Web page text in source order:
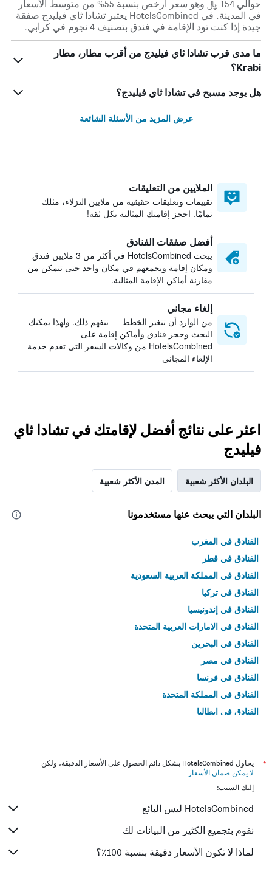
حوالي 154 ﷼ وهو سعر أرخص بنسبة 55% من متوسط الأسعار
في المدينة. في HotelsCombined يعتبر تشادا ثاي فيليدج صفقة
جيدة إذا كنت تود الإقامة في فندق بتصنيف 4 نجوم في كرابي.
ما مدى قرب تشادا ثاي فيليدج من أقرب مطار، مطار
Krabi؟
هل يوجد مسبح في تشادا ثاي فيليدج؟
عرض المزيد من الأسئلة الشائعة
الملايين من التعليقات
تقييمات وتعليقات حقيقية من ملايين النزلاء، مثلك
تمامًا. احجز إقامتك المثالية بكل ثقة!
أفضل صفقات الفنادق
يبحث HotelsCombined في أكثر من 3 ملايين فندق
ومكان إقامة ويجمعهم في مكان واحد حتى تتمكن من
مقارنة أماكن الإقامة المثالية.
إلغاء مجاني
من الوارد أن تتغير الخطط — نتفهم ذلك. ولهذا يمكنك
البحث وحجز فنادق وأماكن إقامة على
HotelsCombined من وكالات السفر التي تقدم خدمة
الإلغاء المجاني
اعثر على نتائج أفضل لإقامتك في تشادا ثاي
فيليدج
البلدان الأكثر شعبية المدن الأكثر شعبية
البلدان التي يبحث عنها مستخدمونا
الفنادق في المغرب
الفنادق في قطر
الفنادق في المملكة العربية السعودية
الفنادق في تركيا
الفنادق في إندونيسيا
الفنادق في الامارات العربية المتحدة
الفنادق في البحرين
الفنادق في مصر
الفنادق في فرنسا
الفنادق في المملكة المتحدة
الفنادق في إيطاليا
*
يحاول HotelsCombined بشكل دائم الحصول على الأسعار الدقيقة، ولكن
لا يمكن ضمان الأسعار .
إليك السبب:
HotelsCombined ليس البائع
نقوم بتجميع الكثير من البيانات لك
لماذا لا تكون الأسعار دقيقة بنسبة 100٪؟